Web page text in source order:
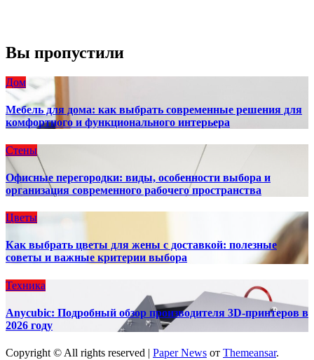
Вы пропустили
Дом
Мебель для дома: как выбрать современные решения для
комфортного и функционального интерьера
Стены
Офисные перегородки: виды, особенности выбора и
организация современного рабочего пространства
Цветы
Как выбрать цветы для жены с доставкой: полезные
советы и важные критерии выбора
Техника
Anycubic: Подробный обзор производителя 3D-принтеров в
2026 году
Copyright © All rights reserved | Paper News от Themeansar.